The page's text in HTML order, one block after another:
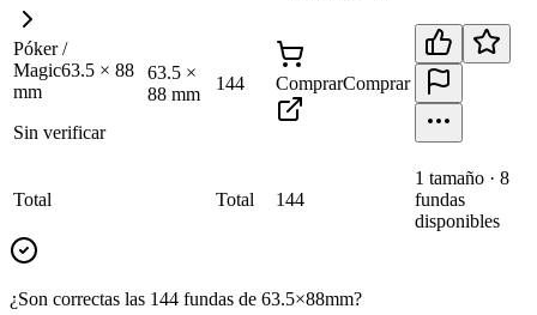
Póker /
Magic63.5 × 88
mm
Sin verificar
63.5 ×
88 mm
144 ComprarComprar
Total Total 144
1 tamaño · 8
fundas
disponibles
¿Son correctas las 144 fundas de 63.5×88mm?